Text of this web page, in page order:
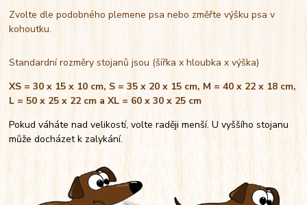
Zvolte dle podobného plemene psa nebo změřte výšku psa v
kohoutku.
Standardní rozměry stojanů jsou (šířka x hloubka x výška)
XS = 30 x 15 x 10 cm, S = 35 x 20 x 15 cm, M = 40 x 22 x 18 cm,
L = 50 x 25 x 22 cm a XL = 60 x 30 x 25 cm
Pokud váháte nad velikostí, volte raději menší. U vyššího stojanu
může docházet k zalykání.